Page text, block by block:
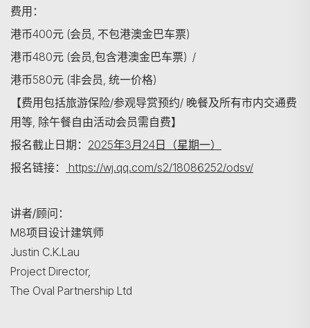
费用：
港币400元 (会员, 不包港澳金巴车票)
港币480元 (会员,包含港澳金巴车票) /
港币580元 (非会员, 统一价格)
【费用包括旅游保险/参观导赏预约/ 晚餐及所有市内交通费
用等, 除午餐自由活动会员需自费】
报名截止日期： 2025年3月24日（星期一）
报名链接：
https://wj.qq.com/s2/18086252/odsv/
讲者/顾问：
M8项目设计建筑师
Justin C.K.Lau
Project Director,
The Oval Partnership Ltd